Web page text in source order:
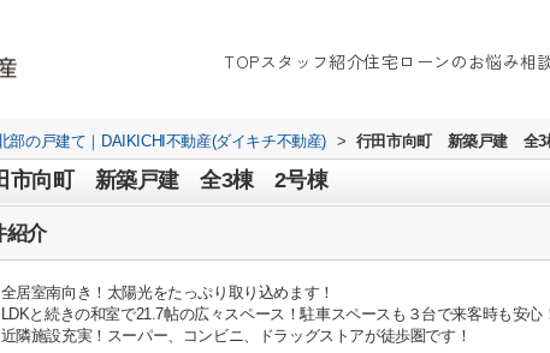
TOPスタッフ紹介住宅ローンのお悩み相
部の戸建て｜DAIKICHI不動産(ダイキチ不動産) > 行田市向町 新築戸建 全
市向町 新築戸建 全3棟 2号棟
紹介
全居室南向き！太陽光をたっぷり取り込めます！
LDKと続きの和室で21.7帖の広々スペース！駐車スペースも３台で来客時も安心
近隣施設充実！スーパー、コンビニ、ドラッグストアが徒歩圏です！